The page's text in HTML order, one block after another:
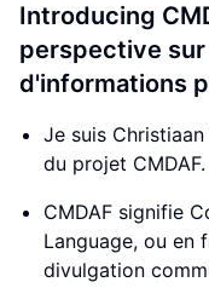
Introducing
perspective
d'informations
Je suis
du projet CMDAF.
CMDAF signifie
Language, ou en
divulgation